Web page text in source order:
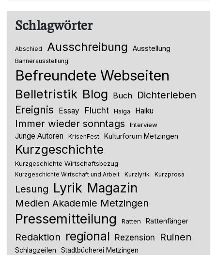
Schlagwörter
Abschied Ausschreibung Ausstellung
Bannerausstellung
Befreundete Webseiten
Belletristik Blog Buch Dichterleben
Ereignis Essay Flucht Haiga Haiku
Immer wieder sonntags Interview
Junge Autoren KrisenFest Kulturforum Metzingen
Kurzgeschichte
Kurzgeschichte Wirtschaftsbezug
Kurzgeschichte Wirtschaft und Arbeit Kurzlyrik Kurzprosa
Lesung Lyrik Magazin
Medien Akademie Metzingen
Pressemitteilung Ratten Rattenfänger
Redaktion regional Rezension Ruinen
Schlagzeilen Stadtbücherei Metzingen